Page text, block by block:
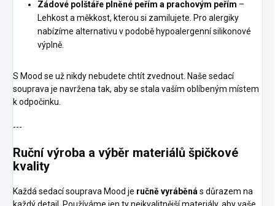
Zádové polštáře plněné peřím a prachovým peřím –
Lehkost a měkkost, kterou si zamilujete. Pro alergiky
nabízíme alternativu v podobě hypoalergenní silikonové
výplně.
S Mood se už nikdy nebudete chtít zvednout. Naše sedací
souprava je navržena tak, aby se stala vaším oblíbeným místem
k odpočinku.
---
Ruční výroba a výběr materiálů špičkové
kvality
Každá sedací souprava Mood je ručně vyráběná s důrazem na
každý detail. Používáme jen ty nejkvalitnější materiály, aby vaše